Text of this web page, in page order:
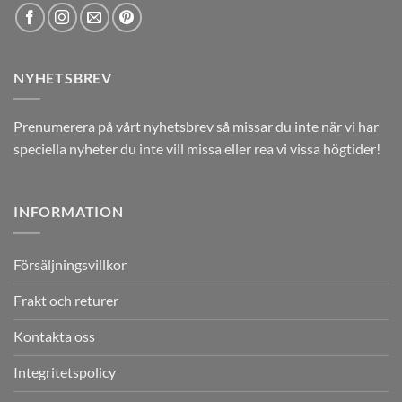
NYHETSBREV
Prenumerera på vårt nyhetsbrev så missar du inte när vi har
speciella nyheter du inte vill missa eller rea vi vissa högtider!
INFORMATION
Försäljningsvillkor
Frakt och returer
Kontakta oss
Integritetspolicy